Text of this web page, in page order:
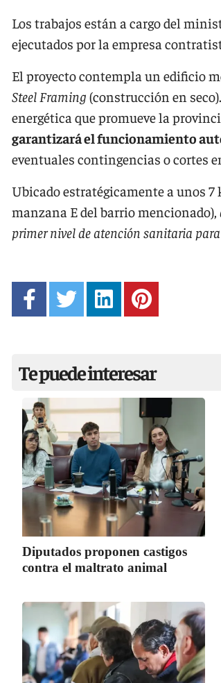
Los trabajos están a cargo del
ejecutados por la empresa
El proyecto contempla un edificio
Steel Framing (construcción en
energética que promueve la
garantizará el funcionamiento
eventuales contingencias o cortes
Ubicado estratégicamente a unos 7
manzana E del barrio mencionado),
primer nivel de atención sanitaria
Te puede interesar
Diputados proponen castigos
contra el maltrato animal